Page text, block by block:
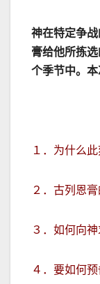
神在特定争
膏给他所拣
个季节中。
１．为什么
２．古列恩
３．如何向
４．要如何